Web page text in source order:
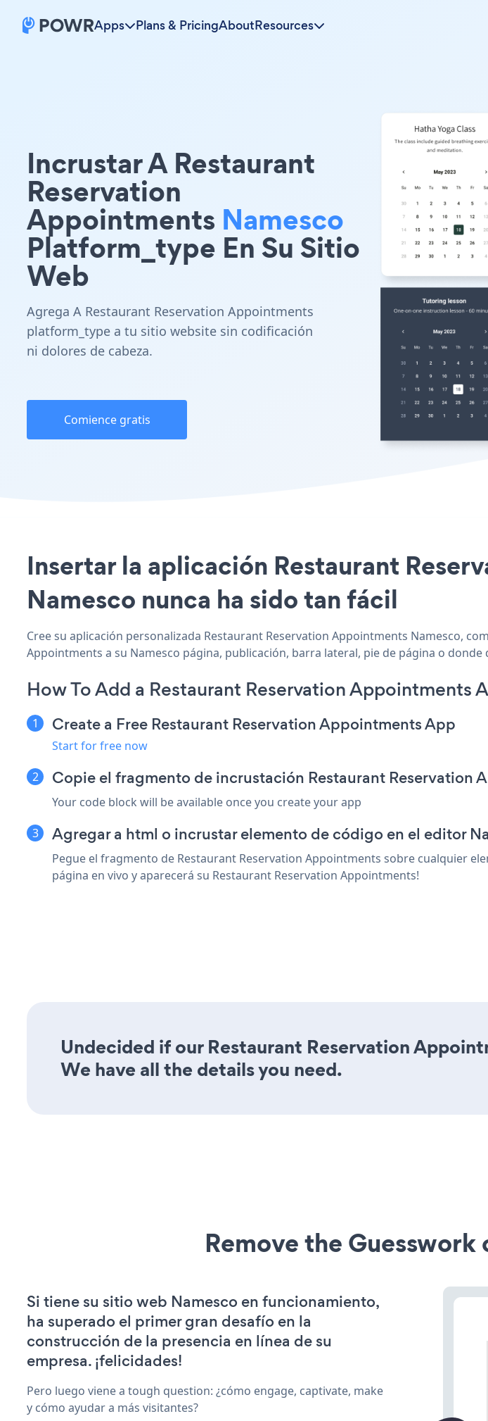
Apps Plans & PricingAboutResources
Incrustar A Restaurant
Reservation
Appointments Namesco
Platform_type En Su Sitio
Web
Agrega A Restaurant Reservation Appointments
platform_type a tu sitio website sin codificación
ni dolores de cabeza.
Comience gratis
Insertar la aplicación Restaurant
Namesco nunca ha sido tan fácil
Cree su aplicación personalizada Restaurant Reservation Appointments Namesco,
Appointments a su Namesco página, publicación, barra lateral, pie de página o donde
How To Add a Restaurant Reservation Appointments
Create a Free Restaurant Reservation Appointments App
Start for free now
Copie el fragmento de incrustación Restaurant Reservation
Your code block will be available once you create your app
Agregar a html o incrustar elemento de código en el editor
Pegue el fragmento de Restaurant Reservation Appointments sobre cualquier
página en vivo y aparecerá su Restaurant Reservation Appointments!
Undecided if our Restaurant Reservation
We have all the details you need.
Remove the
Si tiene su sitio web Namesco en funcionamiento,
ha superado el primer gran desafío en la
construcción de la presencia en línea de su
empresa. ¡felicidades!
Pero luego viene a tough question: ¿cómo engage, captivate, make
y cómo ayudar a más visitantes?